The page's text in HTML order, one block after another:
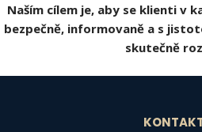
nepodařilo
odeslat.
Naším cílem je, aby se klienti v
bezpečně, informovaně a s
skutečně